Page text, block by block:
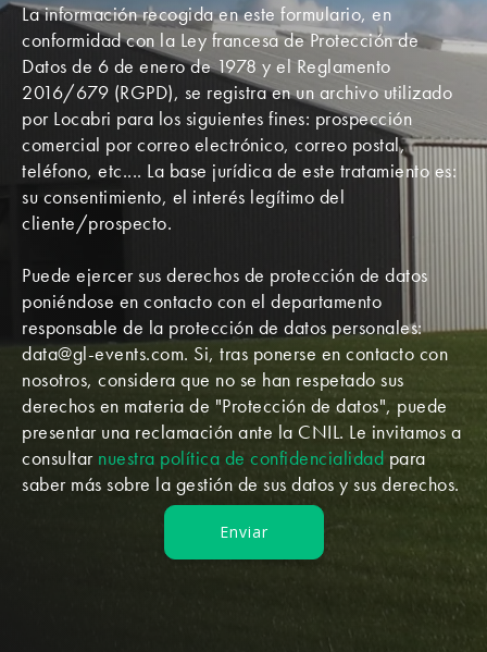
La información recogida en este formulario, en
conformidad con la Ley francesa de Protección de
Datos de 6 de enero de 1978 y el Reglamento
2016/679 (RGPD), se registra en un archivo utilizado
por Locabri para los siguientes fines: prospección
comercial por correo electrónico, correo postal,
teléfono, etc.... La base jurídica de este tratamiento es:
su consentimiento, el interés legítimo del
cliente/prospecto.
Puede ejercer sus derechos de protección de datos
poniéndose en contacto con el departamento
responsable de la protección de datos personales:
data@gl-events.com. Si, tras ponerse en contacto con
nosotros, considera que no se han respetado sus
derechos en materia de "Protección de datos", puede
presentar una reclamación ante la CNIL. Le invitamos a
consultar nuestra política de confidencialidad para
saber más sobre la gestión de sus datos y sus derechos.